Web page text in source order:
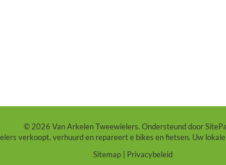
© 2026 Van Arkelen Tweewielers. Ondersteund door
verkoopt, verhuurd en repareert e bikes en fietsen. Uw
Sitemap
Privacybeleid